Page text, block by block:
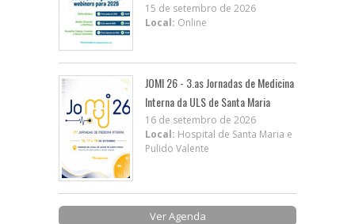
15 de setembro de 2026
Local: Online
JOMI 26 - 3.as Jornadas de Medicina
Interna da ULS de Santa Maria
16 de setembro de 2026
Local: Hospital de Santa Maria e
Pulido Valente
Ver Agenda